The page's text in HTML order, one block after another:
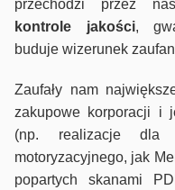
przechodzi przez
kontrole jakości,
buduje wizerunek
Zaufały nam
zakupowe korporacji i
(np. realizacje dla
motoryzacyjnego, jak
popartych skanami